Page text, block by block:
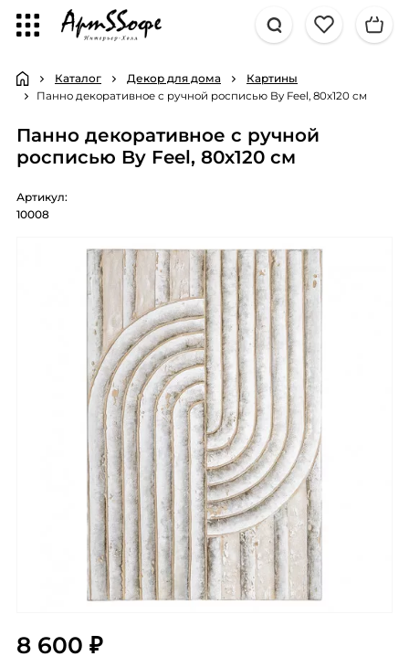
Каталог Декор для дома Картины
Панно декоративное с ручной росписью By Feel, 80х120 см
Панно декоративное с ручной
росписью By Feel, 80х120 см
Артикул:
10008
8 600 ₽